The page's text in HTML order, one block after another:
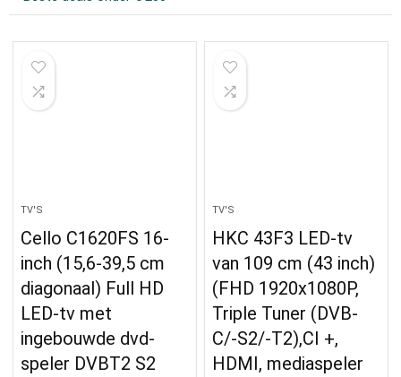
TV'S
Cello C1620FS 16-
inch (15,6-39,5 cm
diagonaal) Full HD
LED-tv met
ingebouwde dvd-
speler DVBT2 S2
TV'S
HKC 43F3 LED-tv
van 109 cm (43 inch)
(FHD 1920x1080P,
Triple Tuner (DVB-
C/-S2/-T2),CI +,
HDMI, mediaspeler